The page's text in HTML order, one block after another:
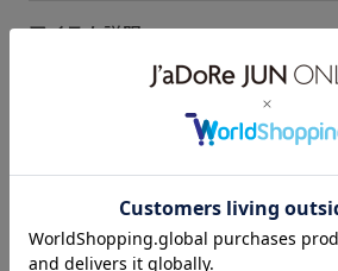
アイテム説明
サイズ・素材・お手入れ方法